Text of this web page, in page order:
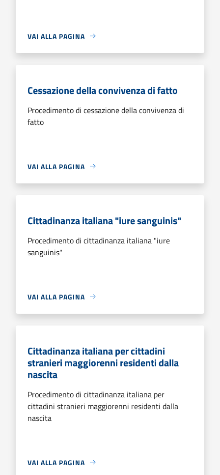
VAI ALLA PAGINA
Cessazione della convivenza di fatto
Procedimento di cessazione della convivenza di
fatto
VAI ALLA PAGINA
Cittadinanza italiana "iure sanguinis"
Procedimento di cittadinanza italiana "iure
sanguinis"
VAI ALLA PAGINA
Cittadinanza italiana per cittadini
stranieri maggiorenni residenti dalla
nascita
Procedimento di cittadinanza italiana per
cittadini stranieri maggiorenni residenti dalla
nascita
VAI ALLA PAGINA